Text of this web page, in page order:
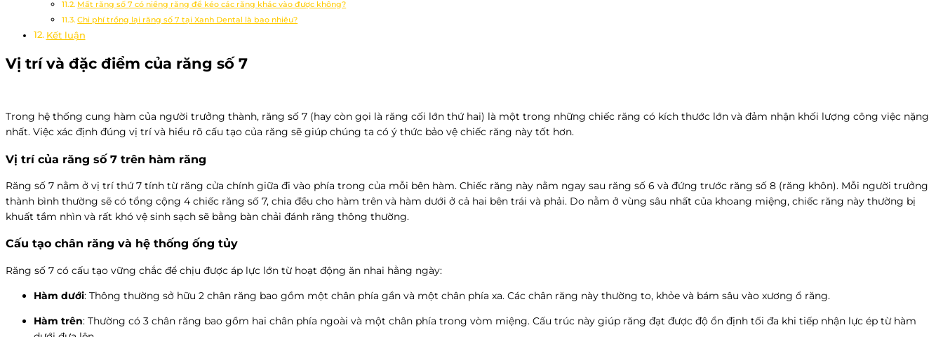
Mất răng số 7 có niềng răng để kéo các răng khác vào được không?
Chi phí trồng lại răng số 7 tại Xanh Dental là bao nhiêu?
Kết luận
Vị trí và đặc điểm của răng số 7
Trong hệ thống cung hàm của người trưởng thành, răng số 7 (hay còn gọi là răng cối lớn thứ hai) là một trong những chiếc răng có kích thước lớn và đảm nhận khối lượng công việc nặng
nhất. Việc xác định đúng vị trí và hiểu rõ cấu tạo của răng sẽ giúp chúng ta có ý thức bảo vệ chiếc răng này tốt hơn.
Vị trí của răng số 7 trên hàm răng
Răng số 7 nằm ở vị trí thứ 7 tính từ răng cửa chính giữa đi vào phía trong của mỗi bên hàm. Chiếc răng này nằm ngay sau răng số 6 và đứng trước răng số 8 (răng khôn). Mỗi người trưởng
thành bình thường sẽ có tổng cộng 4 chiếc răng số 7, chia đều cho hàm trên và hàm dưới ở cả hai bên trái và phải. Do nằm ở vùng sâu nhất của khoang miệng, chiếc răng này thường bị
khuất tầm nhìn và rất khó vệ sinh sạch sẽ bằng bàn chải đánh răng thông thường.
Cấu tạo chân răng và hệ thống ống tủy
Răng số 7 có cấu tạo vững chắc để chịu được áp lực lớn từ hoạt động ăn nhai hằng ngày:
Hàm dưới: Thông thường sở hữu 2 chân răng bao gồm một chân phía gần và một chân phía xa. Các chân răng này thường to, khỏe và bám sâu vào xương ổ răng.
Hàm trên: Thường có 3 chân răng bao gồm hai chân phía ngoài và một chân phía trong vòm miệng. Cấu trúc này giúp răng đạt được độ ổn định tối đa khi tiếp nhận lực ép từ hàm